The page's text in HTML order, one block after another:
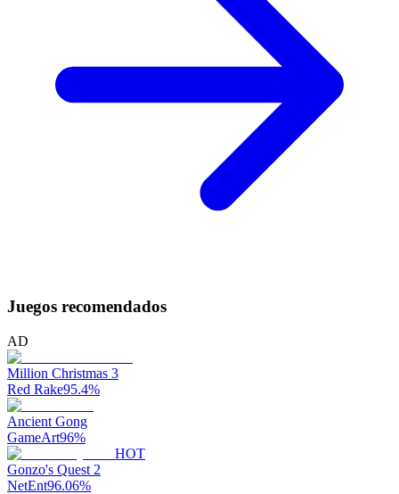
Juegos recomendados
AD
Million Christmas 3
Red Rake95.4%
Ancient Gong
GameArt96%
HOT
Gonzo's Quest 2
NetEnt96.06%